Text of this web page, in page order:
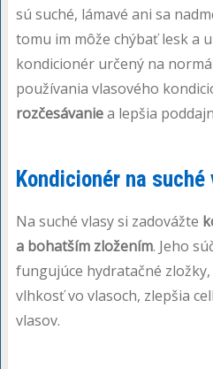
sú suché, lámavé ani sa
tomu im môže chýbať lesk a
kondicionér určený na
používania vlasového
rozčesávaniea lepšia
Kondicionér na suché
Na suché vlasy si zadovážte
a bohatším zložením. Jeho
fungujúce hydratačné
vlhkosť vo vlasoch, zlepšia
vlasov.